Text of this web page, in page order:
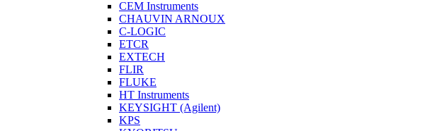
CEM Instruments
CHAUVIN ARNOUX
C-LOGIC
ETCR
EXTECH
FLIR
FLUKE
HT Instruments
KEYSIGHT (Agilent)
KPS